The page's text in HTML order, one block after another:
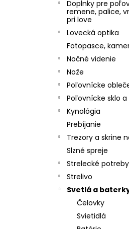
Doplnky pre
remene, palice,
pri love
Lovecká optika
Fotopasce,
Nočné videnie
Nože
Poľovnícke
Poľovnícke sklo
Kynológia
Prebíjanie
Trezory a skrine
Slzné spreje
Strelecké
Strelivo
Svetlá a
Čelovky
Svietidlá